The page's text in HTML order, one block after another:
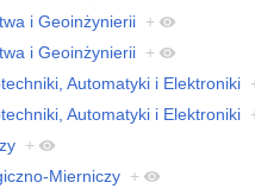
i Geoinżynierii +
i Geoinżynierii +
Automatyki i Elektroniki
Automatyki i Elektroniki
+
Mierniczy +